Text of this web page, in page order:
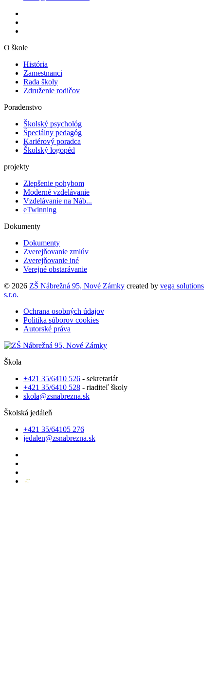
O škole
História
Zamestnanci
Rada školy
Združenie rodičov
Poradenstvo
Školský psychológ
Špeciálny pedagóg
Kariérový poradca
Školský logopéd
projekty
Zlepšenie pohybom
Moderné vzdelávanie
Vzdelávanie na Náb...
eTwinning
Dokumenty
Dokumenty
Zverejňovanie zmlúv
Zverejňovanie iné
Verejné obstarávanie
© 2026 ZŠ Nábrežná 95, Nové Zámky created by vega solutions
s.r.o.
Ochrana osobných údajov
Politika súborov cookies
Autorské práva
Škola
+421 35/6410 526 - sekretariát
+421 35/6410 528 - riaditeľ školy
skola@zsnabrezna.sk
Školská jedáleň
+421 35/64105 276
jedalen@zsnabrezna.sk